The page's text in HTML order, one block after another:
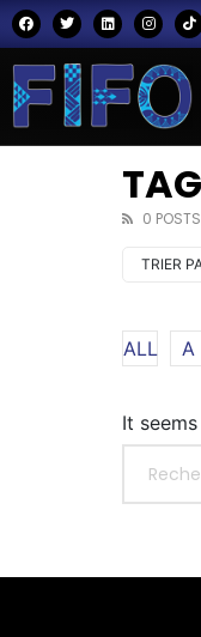
0 POSTS
TRIER
ALL A
It